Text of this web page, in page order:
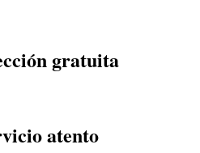
gratuita
atento